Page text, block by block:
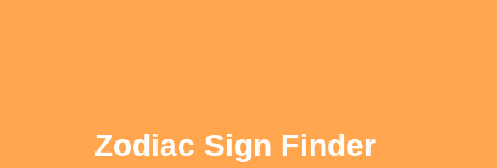
Zodiac Sign Finder